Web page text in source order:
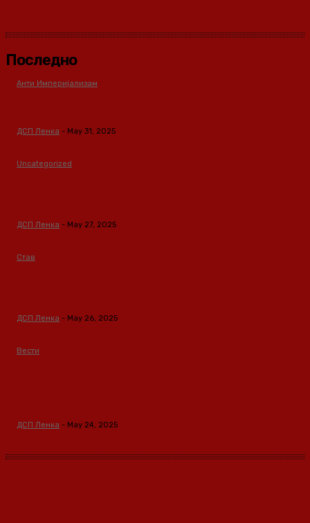
Последно
Анти Империјализам
ДСП Ленка - May 31, 2025
Uncategorized
ДСП Ленка - May 27, 2025
Став
ДСП Ленка - May 26, 2025
Вести
ДСП Ленка - May 24, 2025